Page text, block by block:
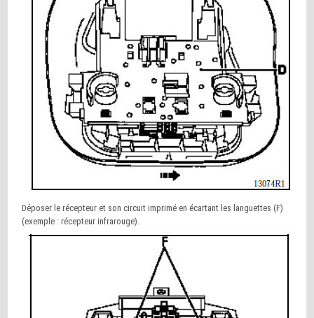
Déposer le récepteur et son circuit imprimé en écartant les languettes (F)
(exemple : récepteur infrarouge).